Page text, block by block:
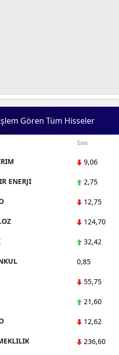
Gören Tüm Hisseler
Son
9,06
ENERJI 2,75
12,75
124,70
32,42
0,85
55,75
21,60
12,62
236,60